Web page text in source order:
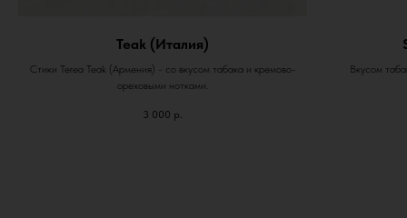
Teak (Италия)
Стики Terea Teak (Армения) - со вкусом табака и кремово-
ореховыми нотками.
3 000 р.
Вкусом